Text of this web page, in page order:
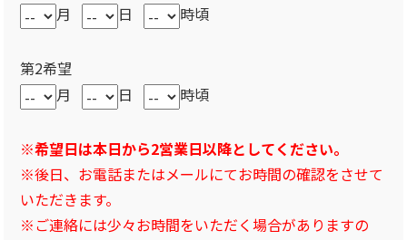
月
日 時頃
第2希望
月
日 時頃
※希望日は本日から2営業日以降としてください。
※後日、お電話またはメールにてお時間の確認をさせて
いただきます。
※ご連絡には少々お時間をいただく場合がありますの